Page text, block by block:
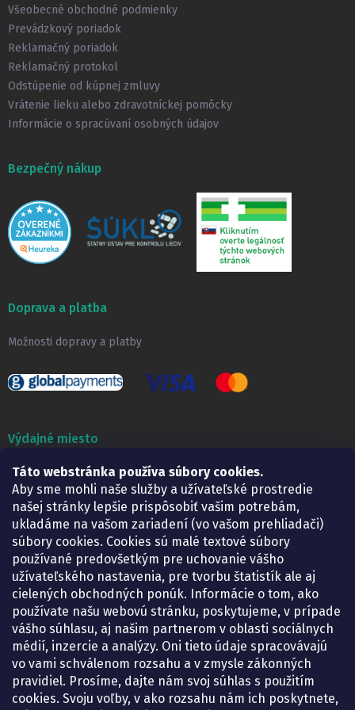
Táto webstránka používa súbory cookies.
Aby sme mohli naše služby a užívateľské prostredie
našej stránky lepšie prispôsobiť vašim potrebám,
ukladáme na vašom zariadení (vo vašom prehliadači)
súbory cookies. Cookies sú malé textové súbory
používané predovšetkým pre uchovanie vášho
užívateľského nastavenia, pre tvorbu štatistík ale aj
cielených obchodných ponúk. Informácie o tom, ako
používate našu webovú stránku, poskytujeme, v prípade
vášho súhlasu, aj našim partnerom v oblasti sociálnych
médií, inzercie a analýzy. Oni tieto údaje spracovávajú
vo vami schválenom rozsahu a v zmysle zákonných
pravidiel. Prosíme, dajte nám svoj súhlas s použitím
cookies. Svoju voľby, v ako rozsahu nám ich poskytnete,
Všeobecné obchodné podmienky
Prevádzkový poriadok
Reklamačný poriadok
Reklamačný protokol
Odstúpenie od kúpnej zmluvy
Vrátenie lieku alebo zdravotníckej pomôcky
Informácie o spracúvaní osobných údajov
Bezpečný nákup
Doprava a platba
Možnosti dopravy a platby
Výdajné miesto
Lekáreň ADONAI
Košice – Smetanova 2
Pondelok:
07.30 – 15.30 h.
Utorok:
07.30 – 16.00 h.
Streda:
07.30 – 16.00 h.
Štvrtok:
07.30 – 15.30 h.
Piatok:
07.30 – 15.30 h.
KONTAKT
eshop@lekarenadonai.sk
+421 948 203 203
Nájdete nás na Facebooku.
lekarenadonai/